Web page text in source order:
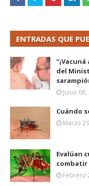
ENTRADAS QUE
del
Junio 08,
Cuándo
Marzo
Evalúan
combatir
Febrero